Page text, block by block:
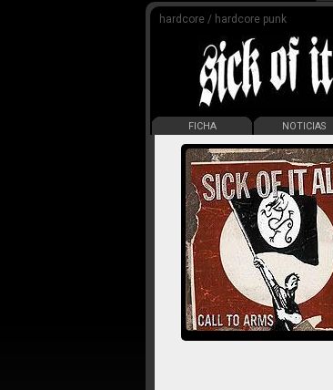
hardcore / hardcore punk
FICHA NOTICIAS